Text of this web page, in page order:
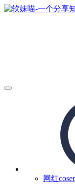
网红